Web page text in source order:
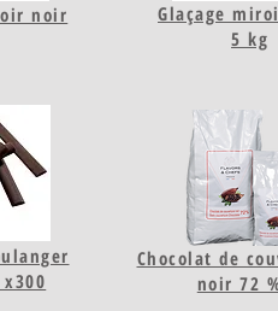
noir
Glaçage
5 kg
Chocolat de
noir 72